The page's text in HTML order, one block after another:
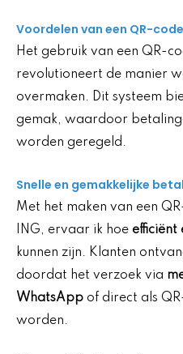
Voordelen van een QR-
Het gebruik van een QR-
revolutioneert de manier
overmaken. Dit systeem
gemak, waardoor
worden geregeld.
Snelle en gemakkelijke
Met het maken van een
ING, ervaar ik hoe efficiënt
kunnen zijn. Klanten
doordat het verzoek via
WhatsApp of direct als
worden.